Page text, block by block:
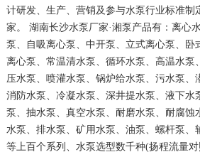
计研发、生产、营销及参与水泵行业标准制
家。 湖南长沙水泵厂家·湘泵产品有：离心
泵、自吸离心泵、中开泵、立式离心泵、卧
离心泵、常温清水泵、循环水泵、高温水泵
压水泵、喷灌水泵、锅炉给水泵、污水泵、
消防水泵、冷凝水泵、深井提水泵、液下水
泵、抽水泵、真空水泵、耐磨水泵、耐腐蚀
水泵、排水泵、矿用水泵、油泵、螺杆泵、
等上百个系列、水泵选型数千种(扬程流量